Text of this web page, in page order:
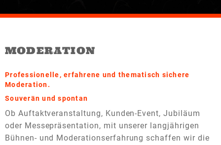
MODERATION
Professionelle, erfahrene und thematisch sichere
Moderation.
Souverän und spontan
Ob Auftaktveranstaltung, Kunden-Event, Jubiläum
oder Messepräsentation, mit unserer langjährigen
Bühnen- und Moderationserfahrung schaffen wir die